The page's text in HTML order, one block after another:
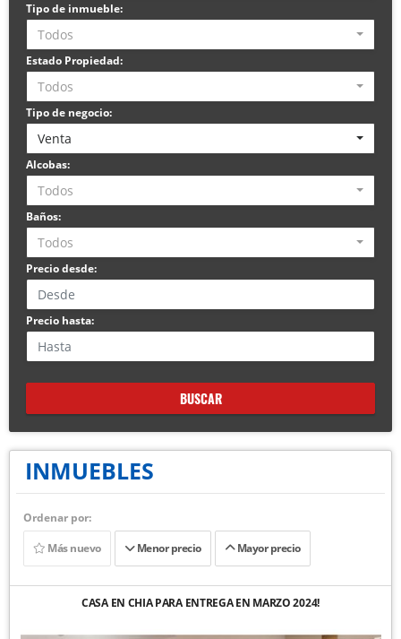
Tipo de inmueble:
Todos
Estado Propiedad:
Todos
Tipo de negocio:
Venta
Alcobas:
Todos
Baños:
Todos
Precio desde:
Precio hasta:
BUSCAR
INMUEBLES
Ordenar por:
Más nuevo
Menor precio Mayor precio
CASA EN CHIA PARA ENTREGA EN MARZO 2024!